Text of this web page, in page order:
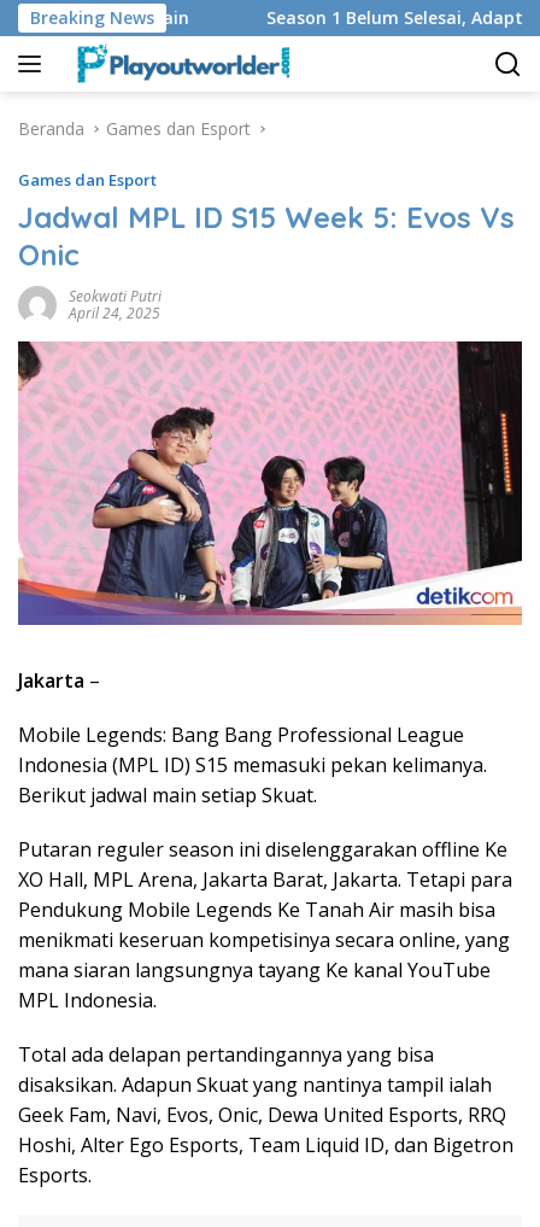
Langsung
ke
konten
Breaking News
yang Main Season 1 Belum Selesai, Adaptasi
Beranda Games dan Esport
Games dan Esport
Jadwal MPL ID S15 Week 5: Evos Vs
Onic
Seokwati Putri
April 24, 2025
Jakarta –
Mobile Legends: Bang Bang Professional League
Indonesia (MPL ID) S15 memasuki pekan kelimanya.
Berikut jadwal main setiap Skuat.
Putaran reguler season ini diselenggarakan offline Ke
XO Hall, MPL Arena, Jakarta Barat, Jakarta. Tetapi para
Pendukung Mobile Legends Ke Tanah Air masih bisa
menikmati keseruan kompetisinya secara online, yang
mana siaran langsungnya tayang Ke kanal YouTube
MPL Indonesia.
Total ada delapan pertandingannya yang bisa
disaksikan. Adapun Skuat yang nantinya tampil ialah
Geek Fam, Navi, Evos, Onic, Dewa United Esports, RRQ
Hoshi, Alter Ego Esports, Team Liquid ID, dan Bigetron
Esports.